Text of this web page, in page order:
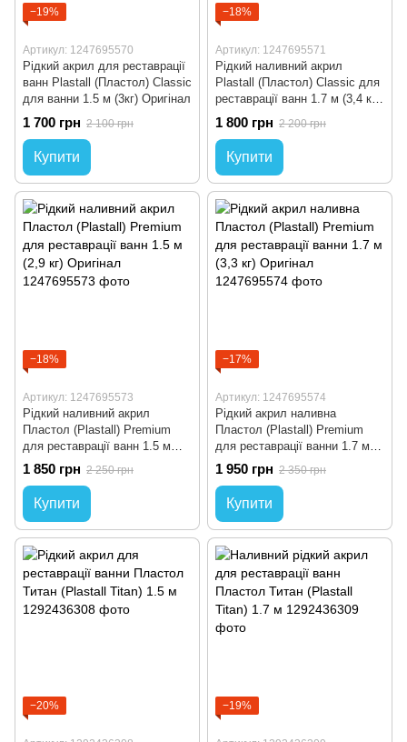
−19%
Артикул: 1247695570
Рідкий акрил для реставрації
ванн Plastall (Пластол) Classic
для ванни 1.5 м (3кг) Оригінал
1 700 грн 2 100 грн
Купити
−18%
Артикул: 1247695571
Рідкий наливний акрил
Plastall (Пластол) Classic для
реставрації ванн 1.7 м (3,4 кг)
Оригінал
1 800 грн 2 200 грн
Купити
−18%
Артикул: 1247695573
Рідкий наливний акрил
Пластол (Plastall) Premium
для реставрації ванн 1.5 м
(2,9 кг) Оригінал
1 850 грн 2 250 грн
Купити
−17%
Артикул: 1247695574
Рідкий акрил наливна
Пластол (Plastall) Premium
для реставрації ванни 1.7 м
(3,3 кг) Оригінал
1 950 грн 2 350 грн
Купити
−20% −19%